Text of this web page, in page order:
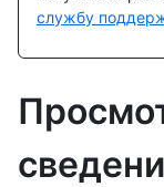
службу